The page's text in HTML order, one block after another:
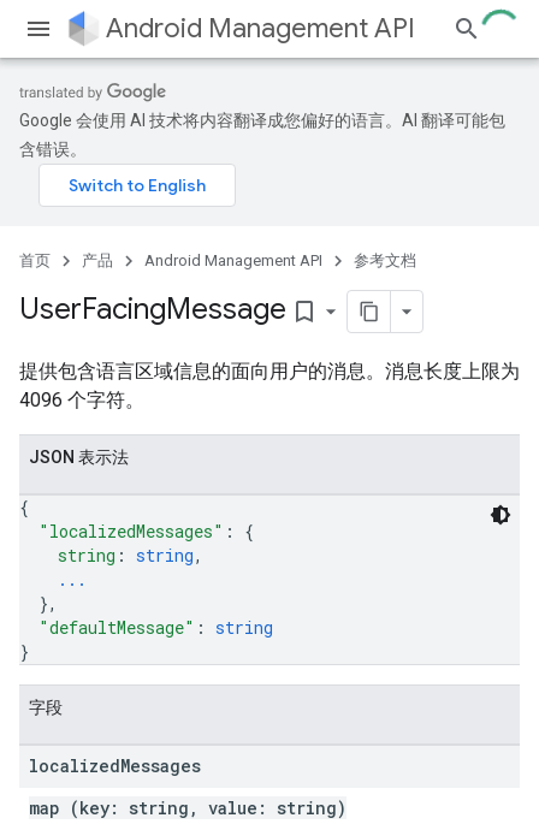
Android Management API
Google 会使用 AI 技术将内容翻译成您偏好的语言。AI 翻译可能包
含错误。
首页 产品 Android Management API 参考文档
UserFacingMessage bookmark_border
提供包含语言区域信息的面向用户的消息。消息长度上限为
4096 个字符。
JSON 表示法
{
"localizedMessages" : {
string : string,
...
},
"defaultMessage" : string
}
字段
localizedMessages
map (key: string, value: string)